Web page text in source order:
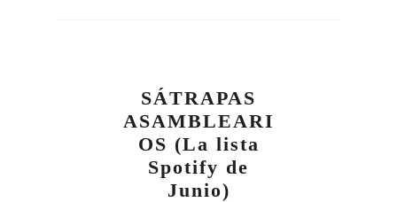
SÁTRAPAS
ASAMBLEARI
OS (La lista
Spotify de
Junio)